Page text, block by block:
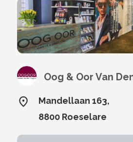
Oog & Oor Van
Mandellaan 163,
8800 Roeselare